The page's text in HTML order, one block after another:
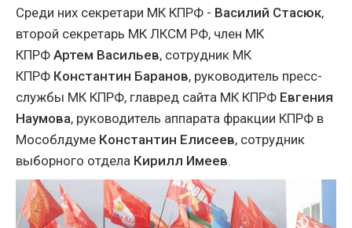
Среди них секретари МК КПРФ - Василий Стасюк,
второй секретарь МК ЛКСМ РФ, член МК
КПРФ Артем Васильев, сотрудник МК
КПРФ Константин Баранов, руководитель пресс-
службы МК КПРФ, главред сайта МК КПРФ Евгения
Наумова, руководитель аппарата фракции КПРФ в
Мособлдуме Константин Елисеев, сотрудник
выборного отдела Кирилл Имеев.